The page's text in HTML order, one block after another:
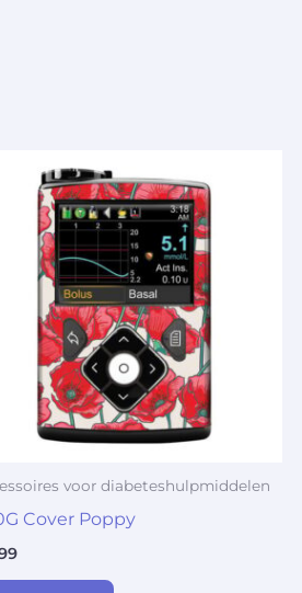
voor diabeteshulpmiddelen
Cover Poppy